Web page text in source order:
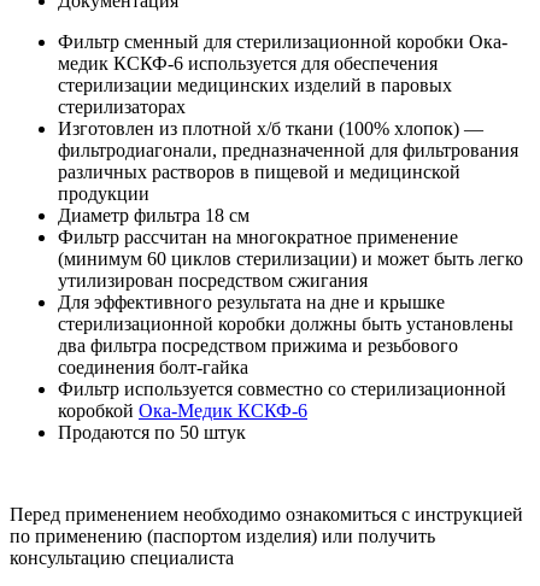
Фильтр сменный для стерилизационной коробки Ока-
медик КСКФ-6 используется для обеспечения
стерилизации медицинских изделий в паровых
стерилизаторах
Изготовлен из плотной х/б ткани (100% хлопок) —
фильтродиагонали, предназначенной для фильтрования
различных растворов в пищевой и медицинской
продукции
Диаметр фильтра 18 см
Фильтр рассчитан на многократное применение
(минимум 60 циклов стерилизации) и может быть легко
утилизирован посредством сжигания
Для эффективного результата на дне и крышке
стерилизационной коробки должны быть установлены
два фильтра посредством прижима и резьбового
соединения болт-гайка
Фильтр используется совместно со стерилизационной
коробкой Ока-Медик КСКФ-6
Продаются по 50 штук
Перед применением необходимо ознакомиться с инструкцией
по применению (паспортом изделия) или получить
консультацию специалиста